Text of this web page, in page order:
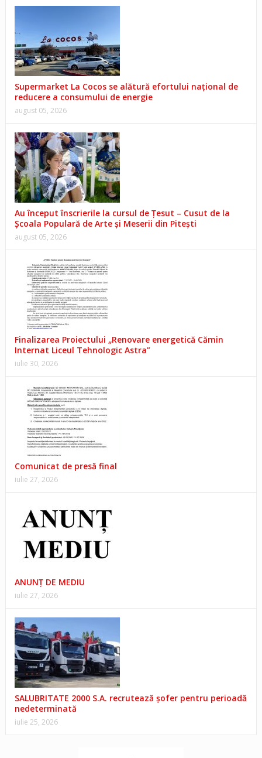
Supermarket La Cocos se alătură efortului național de
reducere a consumului de energie
august 05, 2026
Au început înscrierile la cursul de Țesut – Cusut de la
Școala Populară de Arte și Meserii din Pitești
august 05, 2026
Finalizarea Proiectului „Renovare energetică Cămin
Internat Liceul Tehnologic Astra”
iulie 30, 2026
Comunicat de presă final
iulie 27, 2026
ANUNŢ DE MEDIU
iulie 27, 2026
SALUBRITATE 2000 S.A. recrutează șofer pentru perioadă
nedeterminată
iulie 25, 2026